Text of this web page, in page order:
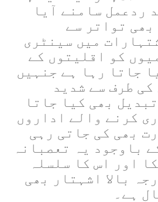
ردعمل سامنے آیا
بھی تواتر سے
میں سینٹری
کو اقلیتوں کے
جاتا رہا ہے جنہیں
طرف سے شدید
بھی کیا جاتا
کرنے والے اداروں
بھی کی جاتی رہی
باوجود یہ تعصبانہ
اور اس کا سلسلہ
بالا اشہتار بھی
ہے۔